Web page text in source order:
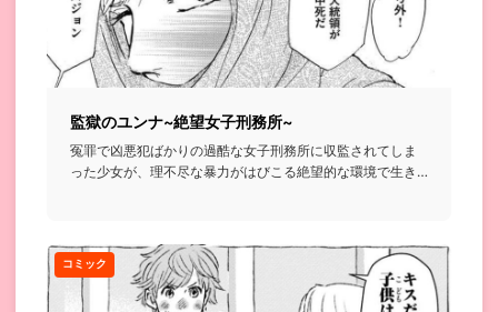
監獄のユンナ~絶望女子刑務所~
冤罪で凶悪犯ばかりの過酷な女子刑務所に収監されてしま
った少女が、理不尽な暴力がはびこる絶望的な環境で生き
コミック